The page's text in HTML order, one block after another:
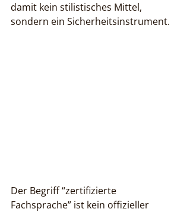
damit kein stilistisches Mittel,
sondern ein Sicherheitsinstrument.
Der Begriff “zertifizierte
Fachsprache” ist kein offizieller